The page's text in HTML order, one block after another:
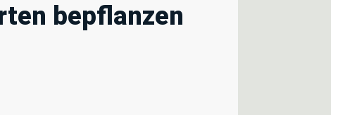
bepflanzen